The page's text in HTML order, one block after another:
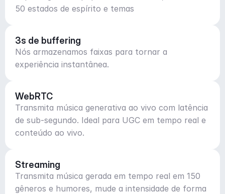
50 estados de espírito e temas
3s de buffering
Nós armazenamos faixas para tornar a
experiência instantânea.
WebRTC
Transmita música generativa ao vivo com latência
de sub-segundo. Ideal para UGC em tempo real e
conteúdo ao vivo.
Streaming
Transmita música gerada em tempo real em 150
gêneros e humores, mude a intensidade de forma